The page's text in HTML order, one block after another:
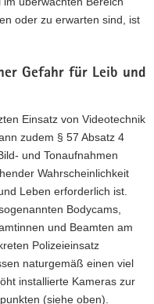
oder zu erwarten sind, ist
Gefahr für Leib und
Einsatz von Videotechnik
zudem § 57 Absatz 4
und Tonaufnahmen
Wahrscheinlichkeit
Leben erforderlich ist.
Bodycams,
und Beamten am
Polizeieinsatz
naturgemäß einen viel
installierte Kameras zur
(siehe oben).